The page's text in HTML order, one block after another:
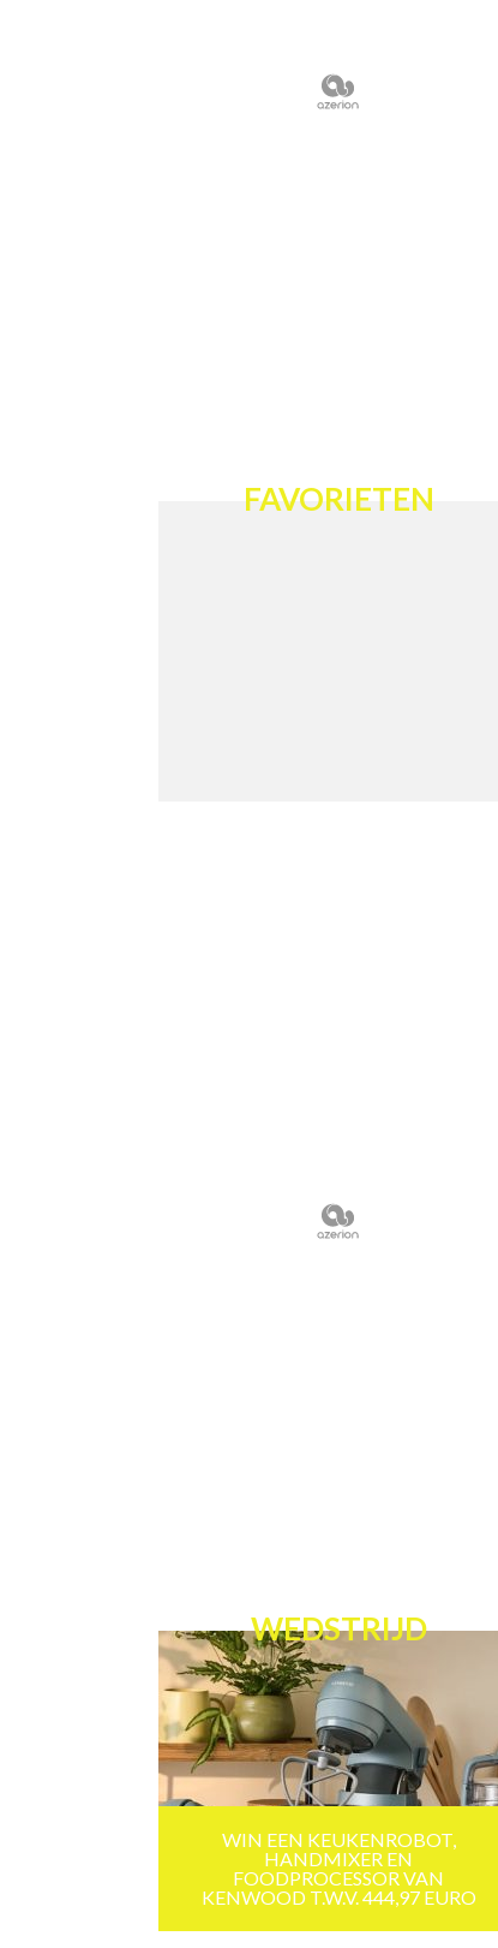
FAVORIETEN
WEDSTRIJD
WIN EEN KEUKENROBOT,
HANDMIXER EN
FOODPROCESSOR VAN
KENWOOD T.W.V. 444,97 EURO